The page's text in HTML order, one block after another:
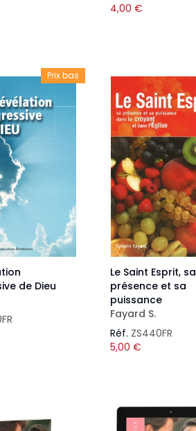
4,00 €
Prix bas
de Dieu
Le Saint Esprit, sa
présence et sa
puissance
Fayard S.
Réf. ZS440FR
5,00 €